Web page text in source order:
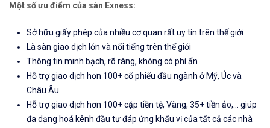
Một số ưu điểm của sàn Exness:
Sở hữu giấy phép của nhiều cơ quan rất uy tín trên thế giới
Là sàn giao dịch lớn và nổi tiếng trên thế giới
Thông tin minh bạch, rõ ràng, không có phí ẩn
Hỗ trợ giao dịch hơn 100+ cổ phiếu đầu ngành ở Mỹ, Úc và
Châu Âu
Hỗ trợ giao dịch hơn 100+ cặp tiền tệ, Vàng, 35+ tiền ảo,... giúp
đa dạng hoá kênh đầu tư đáp ứng khẩu vị của tất cả các nhà